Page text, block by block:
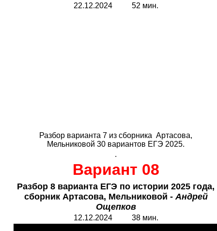
22.12.2024 52 мин.
Разбор варианта 7 из сборника Артасова,
Мельниковой 30 вариантов ЕГЭ 2025.
.
Вариант 08
Разбор 8 варианта ЕГЭ по истории 2025 года,
сборник Артасова, Мельниковой -Андрей
Ощепков
12.12.2024 38 мин.